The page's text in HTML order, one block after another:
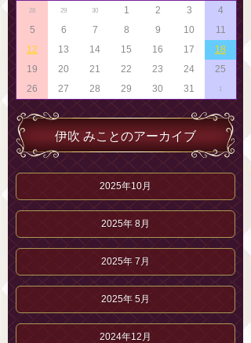
28 29 30 1 2 3
4
5
6 7 8 9 10
11
12
13 14 15 16 17
18
19
20 21 22 23 24
25
26
27 28 29 30 31 1
伊吹 みことのアーカイブ
2025年10月
2025年 8月
2025年 7月
2025年 5月
2024年12月